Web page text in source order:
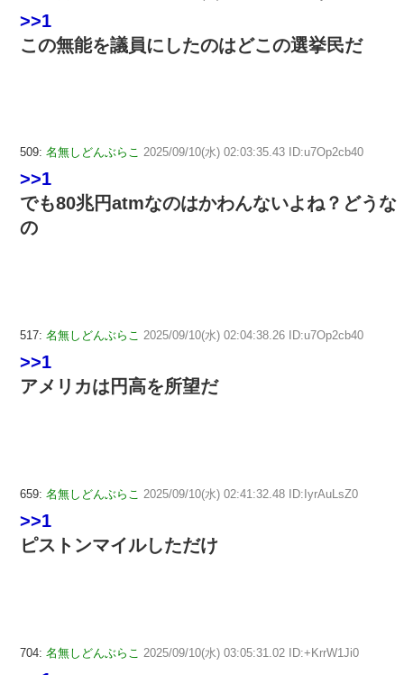
>>1
この無能を議員にしたのはどこの選挙民だ
509: 名無しどんぶらこ 2025/09/10(水) 02:03:35.43 ID:u7Op2cb40
>>1
でも80兆円atmなのはかわんないよね？どうな
の
517: 名無しどんぶらこ 2025/09/10(水) 02:04:38.26 ID:u7Op2cb40
>>1
アメリカは円高を所望だ
659: 名無しどんぶらこ 2025/09/10(水) 02:41:32.48 ID:IyrAuLsZ0
>>1
ピストンマイルしただけ
704: 名無しどんぶらこ 2025/09/10(水) 03:05:31.02 ID:+KrrW1Ji0